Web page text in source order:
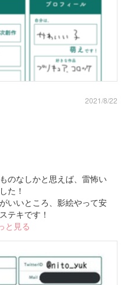
2021/8/22
のなしかと思えば、雷怖い
た！
いいところ、影絵やって安
テキです！
と見る